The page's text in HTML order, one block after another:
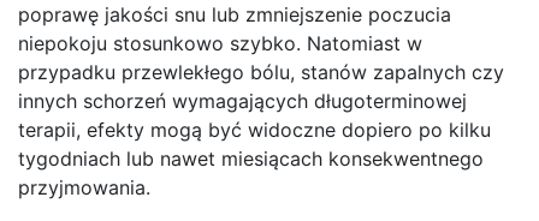
poprawę jakości snu lub zmniejszenie poczucia
niepokoju stosunkowo szybko. Natomiast w
przypadku przewlekłego bólu, stanów zapalnych czy
innych schorzeń wymagających długoterminowej
terapii, efekty mogą być widoczne dopiero po kilku
tygodniach lub nawet miesiącach konsekwentnego
przyjmowania.